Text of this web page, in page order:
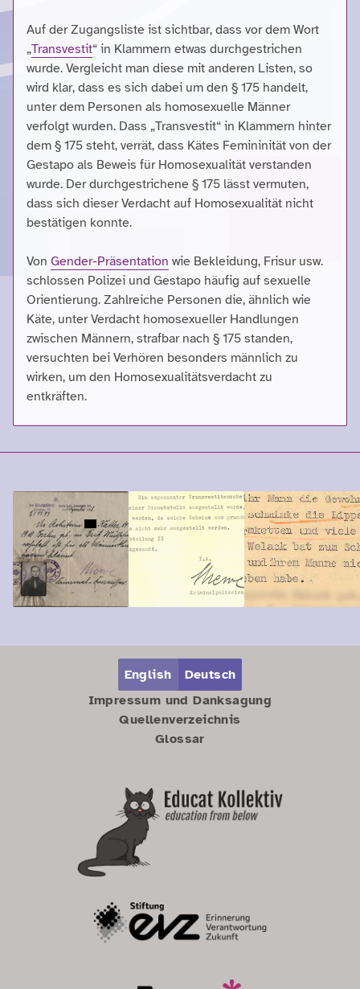
Auf der Zugangsliste ist sichtbar, dass vor dem Wort
„Transvestit“ in Klammern etwas durchgestrichen
wurde. Vergleicht man diese mit anderen Listen, so
wird klar, dass es sich dabei um den § 175 handelt,
unter dem Personen als homosexuelle Männer
verfolgt wurden. Dass „Transvestit“ in Klammern hinter
dem § 175 steht, verrät, dass Kätes Femininität von der
Gestapo als Beweis für Homosexualität verstanden
wurde. Der durchgestrichene § 175 lässt vermuten,
dass sich dieser Verdacht auf Homosexualität nicht
bestätigen konnte.
Von Gender-Präsentation wie Bekleidung, Frisur usw.
schlossen Polizei und Gestapo häufig auf sexuelle
Orientierung. Zahlreiche Personen die, ähnlich wie
Käte, unter Verdacht homosexueller Handlungen
zwischen Männern, strafbar nach § 175 standen,
versuchten bei Verhören besonders männlich zu
wirken, um den Homosexualitätsverdacht zu
entkräften.
Zum Hauptbereich springen
Zum Hauptmenü springen
Impressum und Danksagung
Quellenverzeichnis
Glossar
English Deutsch